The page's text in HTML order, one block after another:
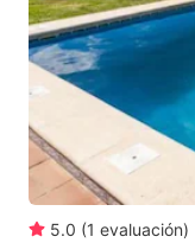
5.0 (1 evaluación)